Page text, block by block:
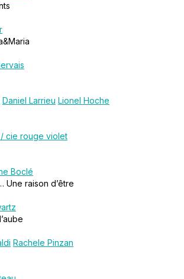
Daniel Larrieu Lionel Hoche
cie rouge violet
Boclé
Une raison d’être
Rachele Pinzan